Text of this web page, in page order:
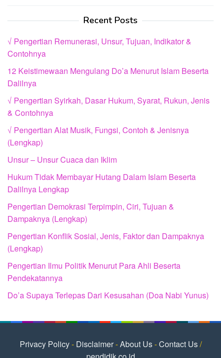
Recent Posts
√ Pengertian Remunerasi, Unsur, Tujuan, Indikator &
Contohnya
12 Keistimewaan Mengulang Do’a Menurut Islam Beserta
Dalilnya
√ Pengertian Syirkah, Dasar Hukum, Syarat, Rukun, Jenis
& Contohnya
√ Pengertian Alat Musik, Fungsi, Contoh & Jenisnya
(Lengkap)
Unsur – Unsur Cuaca dan Iklim
Hukum Tidak Membayar Hutang Dalam Islam Beserta
Dalilnya Lengkap
Pengertian Demokrasi Terpimpin, Ciri, Tujuan &
Dampaknya (Lengkap)
Pengertian Konflik Sosial, Jenis, Faktor dan Dampaknya
(Lengkap)
Pengertian Ilmu Politik Menurut Para Ahli Beserta
Pendekatannya
Do’a Supaya Terlepas Dari Kesusahan (Doa Nabi Yunus)
Privacy Policy- Disclaimer-About Us-Contact Us/